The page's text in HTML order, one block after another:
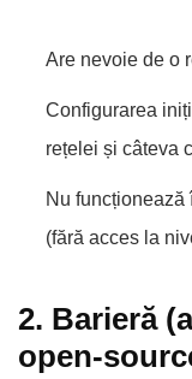
Are nevoie de o
Configurarea
rețelei și câteva
Nu funcționează
(fără acces la
2. Barieră
open-